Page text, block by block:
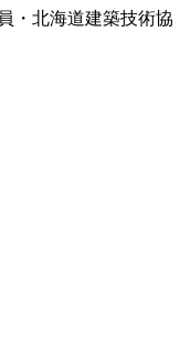
・北海道建築技術協